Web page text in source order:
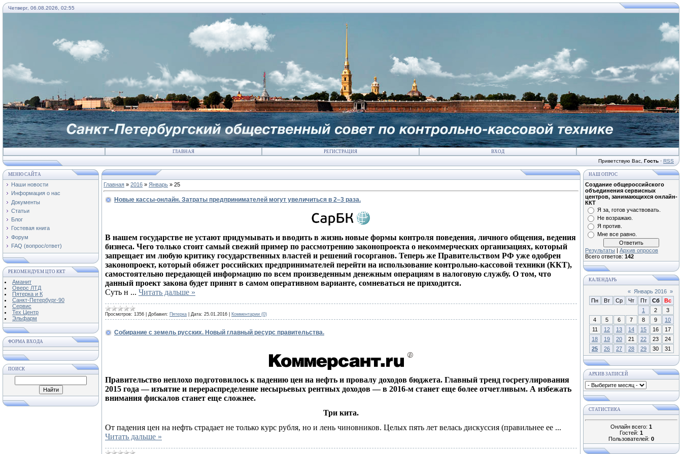
Четверг, 06.08.2026, 02:55
ГЛАВНАЯ РЕГИСТРАЦИЯ ВХОД
Приветствую Вас Гость · RSS
МЕНЮ САЙТА
Наши новости
Информация о нас
Документы
Статьи
Блог
Гостевая книга
Форум
FAQ (вопрос/ответ)
РЕКОМЕНДУЕМ ЦТО ККТ
Аманит
Оверс ЛТД
Пятерка и К
Санкт-Петербург-90
Сервис
Тех Центр
Эльфарм
ФОРМА ВХОДА
ПОИСК
Главная » 2016 » Январь » 25
Новые кассы-онлайн. Затраты предпринимателей могут увеличиться в 2–3 раза.
В нашем государстве не устают придумывать и вводить в жизнь новые формы контроля поведения, личного общения, ведения
бизнеса. Чего только стоит самый свежий пример по рассмотрению законопроекта о некоммерческих организациях, который
запрещает им любую критику государственных властей и решений госорганов. Теперь же Правительством РФ уже одобрен
законопроект, который обяжет российских предпринимателей перейти на использование контрольно-кассовой техники (ККТ),
самостоятельно передающей информацию по всем произведенным денежным операциям в налоговую службу. О том, что
данный проект закона будет принят в самом оперативном варианте, сомневаться не приходится.
Суть н ... Читать дальше »
Просмотров: 1356 Добавил: Пятерка Дата: 25.01.2016 Комментарии (0)
Собирание с земель русских. Новый главный ресурс правительства.
Правительство неплохо подготовилось к падению цен на нефть и провалу доходов бюджета. Главный тренд госрегулирования
2015 года — изъятие и перераспределение несырьевых рентных доходов — в 2016-м станет еще более отчетливым. А избежать
внимания фискалов станет еще сложнее.
Три кита.
От падения цен на нефть страдает не только курс рубля, но и лень чиновников. Целых пять лет велась дискуссия (правильнее ее ...
Читать дальше »
НАШ ОПРОС
Создание общероссийского
объединения сервисных
центров, занимающихся онлайн-
ККТ
Я за, готов участвовать.
Не возражаю.
Я против.
Мне все равно.
Результаты | Архив опросов
Всего ответов: 142
КАЛЕНДАРЬ
« Январь 2016 »
Пн
Вт Ср Чт Пт Сб
Вс
1
2
3
4
5 6 7 8 9
10
11
12 13 14 15 16
17
18
19 20 21 22 23
24
25
26 27 28 29 30 31
АРХИВ ЗАПИСЕЙ
СТАТИСТИКА
Онлайн всего: 1
Гостей: 1
Пользователей: 0